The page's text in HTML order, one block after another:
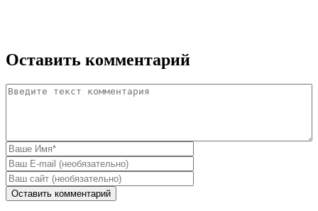
Оставить комментарий
Комментарий*
Ваше имя
E-mail
Домашняя страница